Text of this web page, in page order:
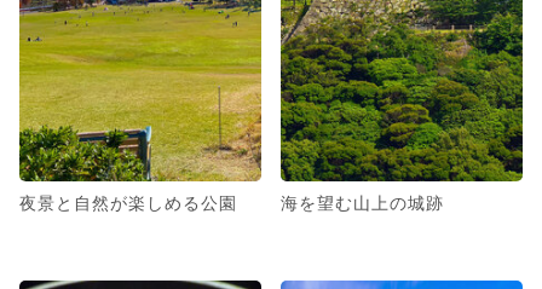
夜景と自然が楽しめる公園 海を望む山上の城跡